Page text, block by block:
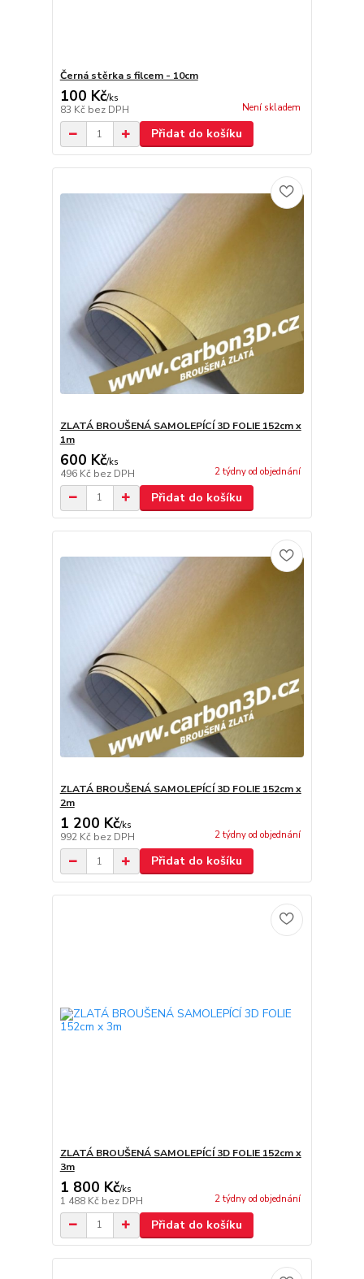
Černá stěrka s filcem - 10cm
100 Kč/ks
83 Kč bez DPH Není skladem
Přidat do košíku
ZLATÁ BROUŠENÁ SAMOLEPÍCÍ 3D FOLIE 152cm x
1m
600 Kč/ks
496 Kč bez DPH 2 týdny od objednání
Přidat do košíku
ZLATÁ BROUŠENÁ SAMOLEPÍCÍ 3D FOLIE 152cm x
2m
1 200 Kč/ks
992 Kč bez DPH 2 týdny od objednání
Přidat do košíku
ZLATÁ BROUŠENÁ SAMOLEPÍCÍ 3D FOLIE 152cm x
3m
1 800 Kč/ks
1 488 Kč bez DPH 2 týdny od objednání
Přidat do košíku